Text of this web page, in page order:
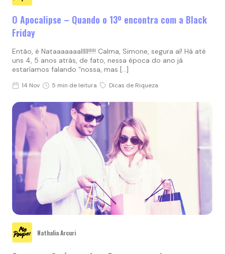
O Apocalipse – Quando o 13º encontra com a Black
Friday
Então, é Nataaaaaaalllll!!!!! Calma, Simone, segura aí! Há até
uns 4, 5 anos atrás, de fato, nessa época do ano já
estaríamos falando “nossa, mas […]
14 Nov 5 min de leitura Dicas de Riqueza
Nathalia Arcuri